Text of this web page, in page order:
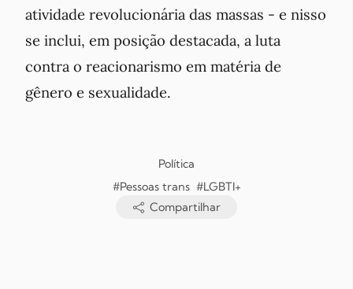
atividade revolucionária das massas - e nisso
se inclui, em posição destacada, a luta
contra o reacionarismo em matéria de
gênero e sexualidade.
Política
#Pessoas trans #LGBTI+
Compartilhar